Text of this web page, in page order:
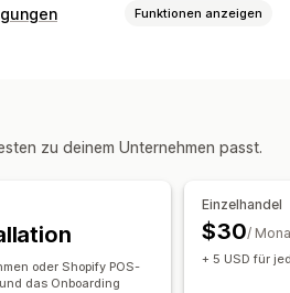
Aufgabenzuweisung
Funktionen anzeigen
E-Mail-Vorlagen
zu deinem Unternehmen passt.
oder Shopify POS-
das Onboarding
Einzelhandel
$30/
+ 5 USD für